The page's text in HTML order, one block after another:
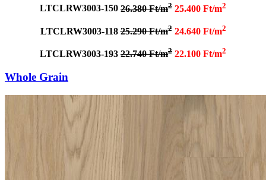
LTCLRW3003-150 26.380 Ft/m2 25.400 Ft/m2
LTCLRW3003-11825.290 Ft/m224.640 Ft/m2
LTCLRW3003-193 22.740 Ft/m2 22.100 Ft/m2
Whole Grain